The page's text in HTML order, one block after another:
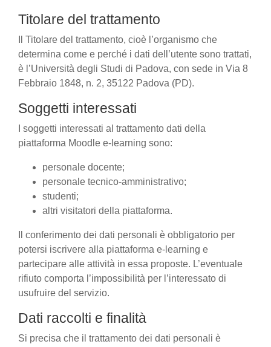
Titolare del trattamento
Il Titolare del trattamento, cioè l’organismo che
determina come e perché i dati dell’utente sono trattati,
è l’Università degli Studi di Padova, con sede in Via 8
Febbraio 1848, n. 2, 35122 Padova (PD).
Soggetti interessati
I soggetti interessati al trattamento dati della
piattaforma Moodle e-learning sono:
personale docente;
personale tecnico-amministrativo;
studenti;
altri visitatori della piattaforma.
Il conferimento dei dati personali è obbligatorio per
potersi iscrivere alla piattaforma e-learning e
partecipare alle attività in essa proposte. L’eventuale
rifiuto comporta l’impossibilità per l’interessato di
usufruire del servizio.
Dati raccolti e finalità
Si precisa che il trattamento dei dati personali è